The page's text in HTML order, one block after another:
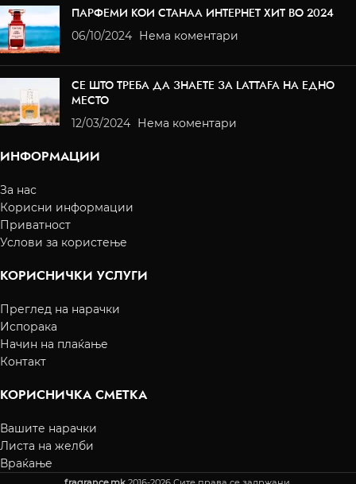
ПАРФЕМИ КОИ СТАНАА ИНТЕРНЕТ ХИТ ВО 2024
06/10/2024 Нема коментари
СЕ ШТО ТРЕБА ДА ЗНАЕТЕ ЗА LATTAFA НА ЕДНО
МЕСТО
12/03/2024 Нема коментари
ИНФОРМАЦИИ
За нас
Корисни информации
Приватност
Услови за користење
КОРИСНИЧКИ УСЛУГИ
Преглед на нарачки
Испорака
Начин на плаќање
Контакт
КОРИСНИЧКА СМЕТКА
Вашите нарачки
Листа на желби
Враќање